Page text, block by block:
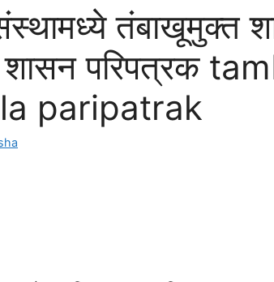
तंबाखूमुक्त
शासन परिपत्रक
paripatrak